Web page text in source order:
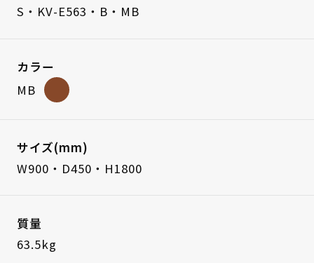
S・KV-E563・B・MB
カラー
MB
サイズ(mm)
W900・D450・H1800
質量
63.5kg